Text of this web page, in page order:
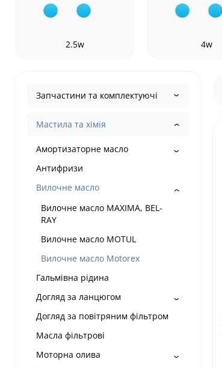
2.5w 4w
Запчастини та комплектуючі
Мастила та хімія
Амортизаторне масло
Антифризи
Вилочне масло
Вилочне масло MAXIMA, BEL-
RAY
Вилочне масло MOTUL
Вилочне масло Motorex
Гальмівна рідина
Догляд за ланцюгом
Догляд за повітряним фільтром
Масла фільтрові
Моторна олива